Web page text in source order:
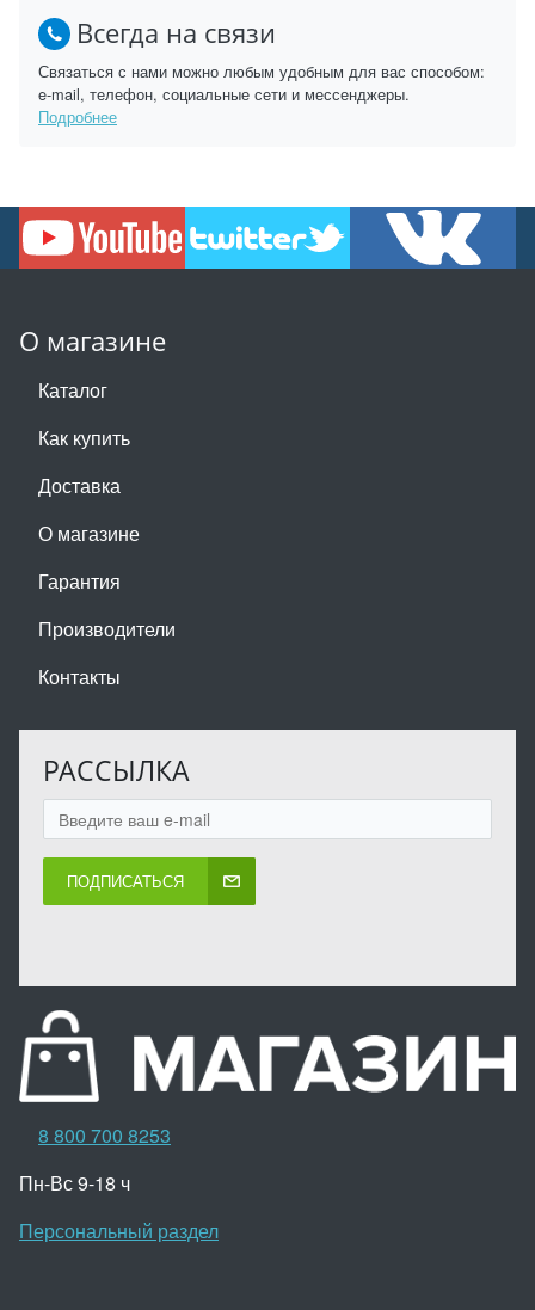
Всегда на связи
Связаться с нами можно любым удобным для вас способом:
e-mail, телефон, социальные сети и мессенджеры.
Подробнее
О магазине
Каталог
Как купить
Доставка
О магазине
Гарантия
Производители
Контакты
РАССЫЛКА
ПОДПИСАТЬСЯ
8 800 700 8253
Пн-Вс 9-18 ч
Персональный раздел